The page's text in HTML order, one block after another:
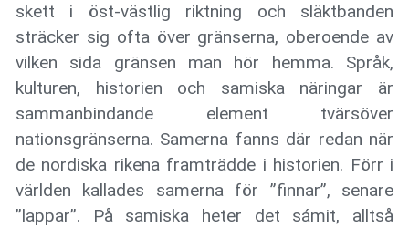
skett i öst-västlig riktning och släktbanden
sträcker sig ofta över gränserna, oberoende av
vilken sida gränsen man hör hemma. Språk,
kulturen, historien och samiska näringar är
sammanbindande element tvärsöver
nationsgränserna. Samerna fanns där redan när
de nordiska rikena framträdde i historien. Förr i
världen kallades samerna för ”finnar”, senare
”lappar”. På samiska heter det sámit, alltså